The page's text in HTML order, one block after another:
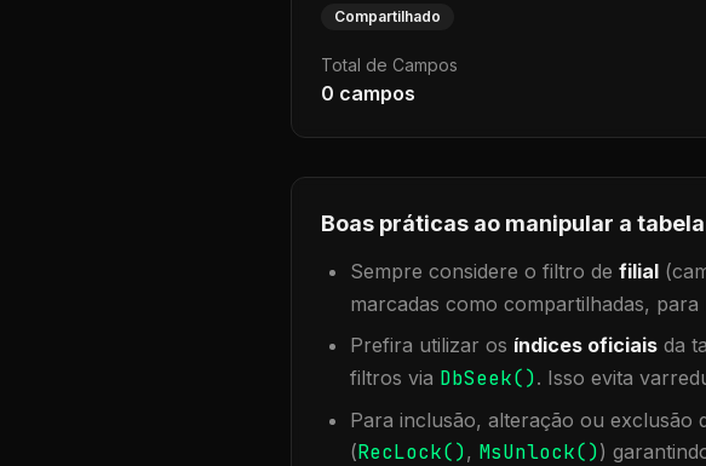
Compartilhado
Total de Campos
0 campos
Boas práticas ao manipular a tabela
Sempre considere o filtro de filial
marcadas como compartilhadas,
Prefira utilizar os índices oficiais da
filtros via DbSeek(). Isso evita
Para inclusão, alteração ou exclusão
(RecLock(), MsUnlock())